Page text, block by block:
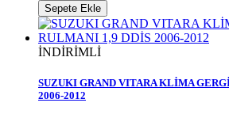
Sepete Ekle
İNDİRİMLİ
SUZUKI GRAND VITARA KLİMA
2006-2012